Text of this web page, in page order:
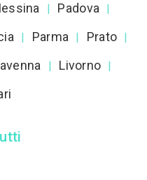
| Padova |
| Parma | Prato |
| Livorno |